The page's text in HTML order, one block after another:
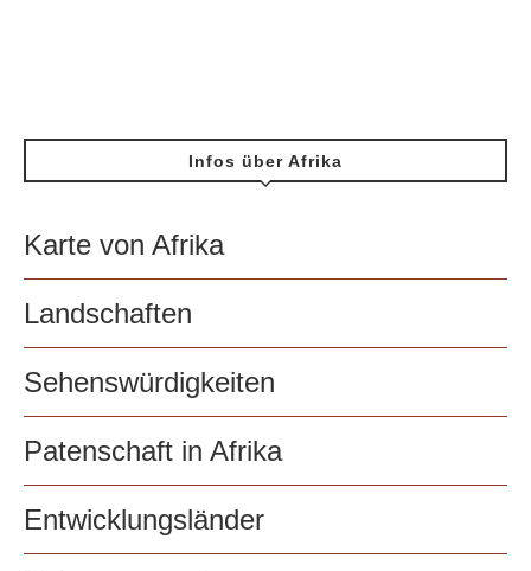
Infos über Afrika
Karte von Afrika
Landschaften
Sehenswürdigkeiten
Patenschaft in Afrika
Entwicklungsländer